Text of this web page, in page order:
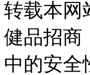
转载本网
健品招商
中的安全